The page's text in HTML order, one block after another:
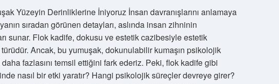
Yüzeyin Derinliklerine İniyoruz İnsan davranışlarını anlamaya
sıradan görünen detayları, aslında insan zihninin
sunar. Flok kadife, dokusu ve estetik cazibesiyle estetik
Ancak, bu yumuşak, dokunulabilir kumaşın psikolojik
fazlasını temsil ettiğini fark ederiz. Peki, flok kadife gibi
nasıl bir etki yaratır? Hangi psikolojik süreçler devreye girer?